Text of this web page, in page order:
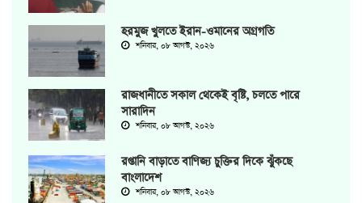
হরমুজ খুলতে ইরান-ওমানের অগ্রগতি
শনিবার, ০৮ আগস্ট, ২০২৬
রাজধানীতে সকাল থেকেই বৃষ্টি, চলতে পারে
সারাদিন
শনিবার, ০৮ আগস্ট, ২০২৬
রপ্তানি বাড়াতে বাণিজ্য চুক্তির দিকে ঝুঁকছে
বাংলাদেশ
শনিবার, ০৮ আগস্ট, ২০২৬